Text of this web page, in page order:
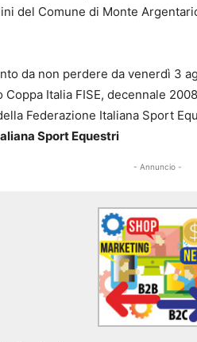
del Comune di Monte
da non perdere da venerdì 3
Coppa Italia FISE, decennale
Federazione Italiana Sport
Sport Equestri
- Annuncio -